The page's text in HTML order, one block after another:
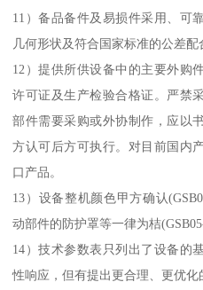
11）备品备件及易损件采用、可
几何形状及符合国家标准的公差配
12）提供所供设备中的主要外购
许可证及生产检验合格证。严禁
部件需要采购或外协制作，应以
方认可后方可执行。对目前国内
口产品。
13）设备整机颜色甲方确认
动部件的防护罩等一律为桔
14）技术参数表只列出了设备的
性响应，但有提出更合理、更优化